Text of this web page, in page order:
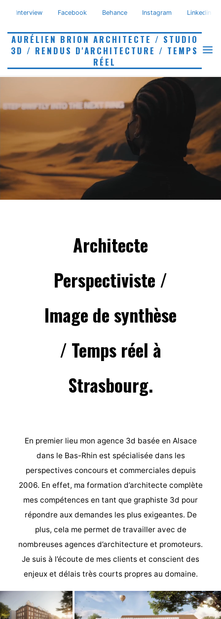
content
AURÉLIEN BRION ARCHITECTE / STUDIO
3D / RENDUS D'ARCHITECTURE / TEMPS
RÉEL
Interview Facebook Behance Instagram Linkedin
AURÉLIEN BRION
ARCHITECTE /
STUDIO 3D / RENDUS
D'ARCHITECTURE /
TEMPS RÉEL
Architecte
Perspectiviste /
Image de synthèse
/ Temps réel à
Strasbourg.
En premier lieu mon agence 3d basée en Alsace
dans le Bas-Rhin est spécialisée dans les
perspectives concours et commerciales depuis
2006. En effet, ma formation d’architecte complète
mes compétences en tant que graphiste 3d pour
répondre aux demandes les plus exigeantes. De
plus, cela me permet de travailler avec de
nombreuses agences d’architecture et promoteurs.
Je suis à l’écoute de mes clients et conscient des
enjeux et délais très courts propres au domaine.